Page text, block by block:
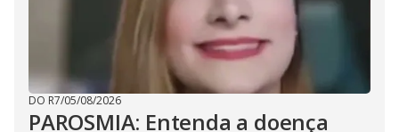
DO R7/05/08/2026
PAROSMIA: Entenda a doença